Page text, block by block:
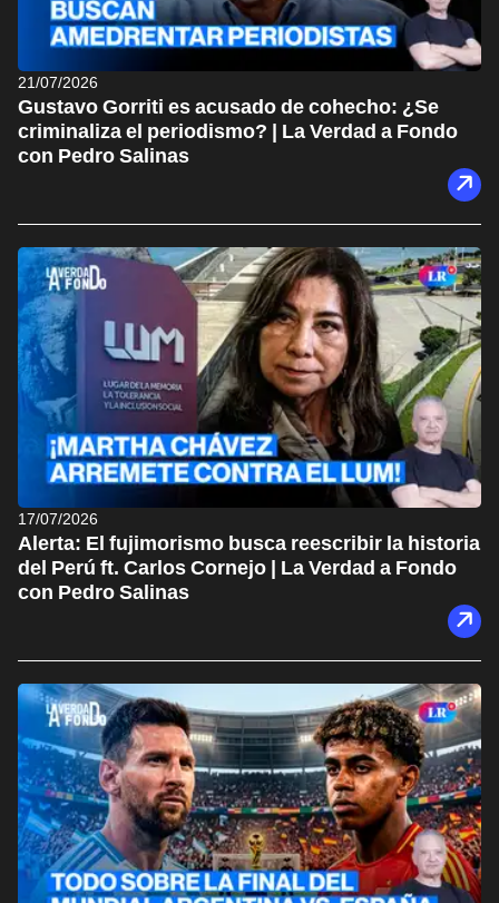
21/07/2026
Gustavo Gorriti es acusado de cohecho: ¿Se
criminaliza el periodismo? | La Verdad a Fondo
con Pedro Salinas
17/07/2026
Alerta: El fujimorismo busca reescribir la historia
del Perú ft. Carlos Cornejo | La Verdad a Fondo
con Pedro Salinas